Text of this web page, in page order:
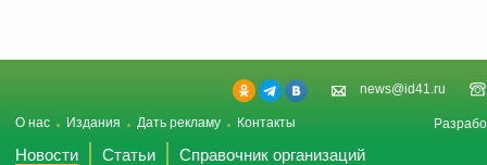
news@id41.ru
О нас Издания Дать рекламу Контакты
Новости Статьи
Справочник организаций